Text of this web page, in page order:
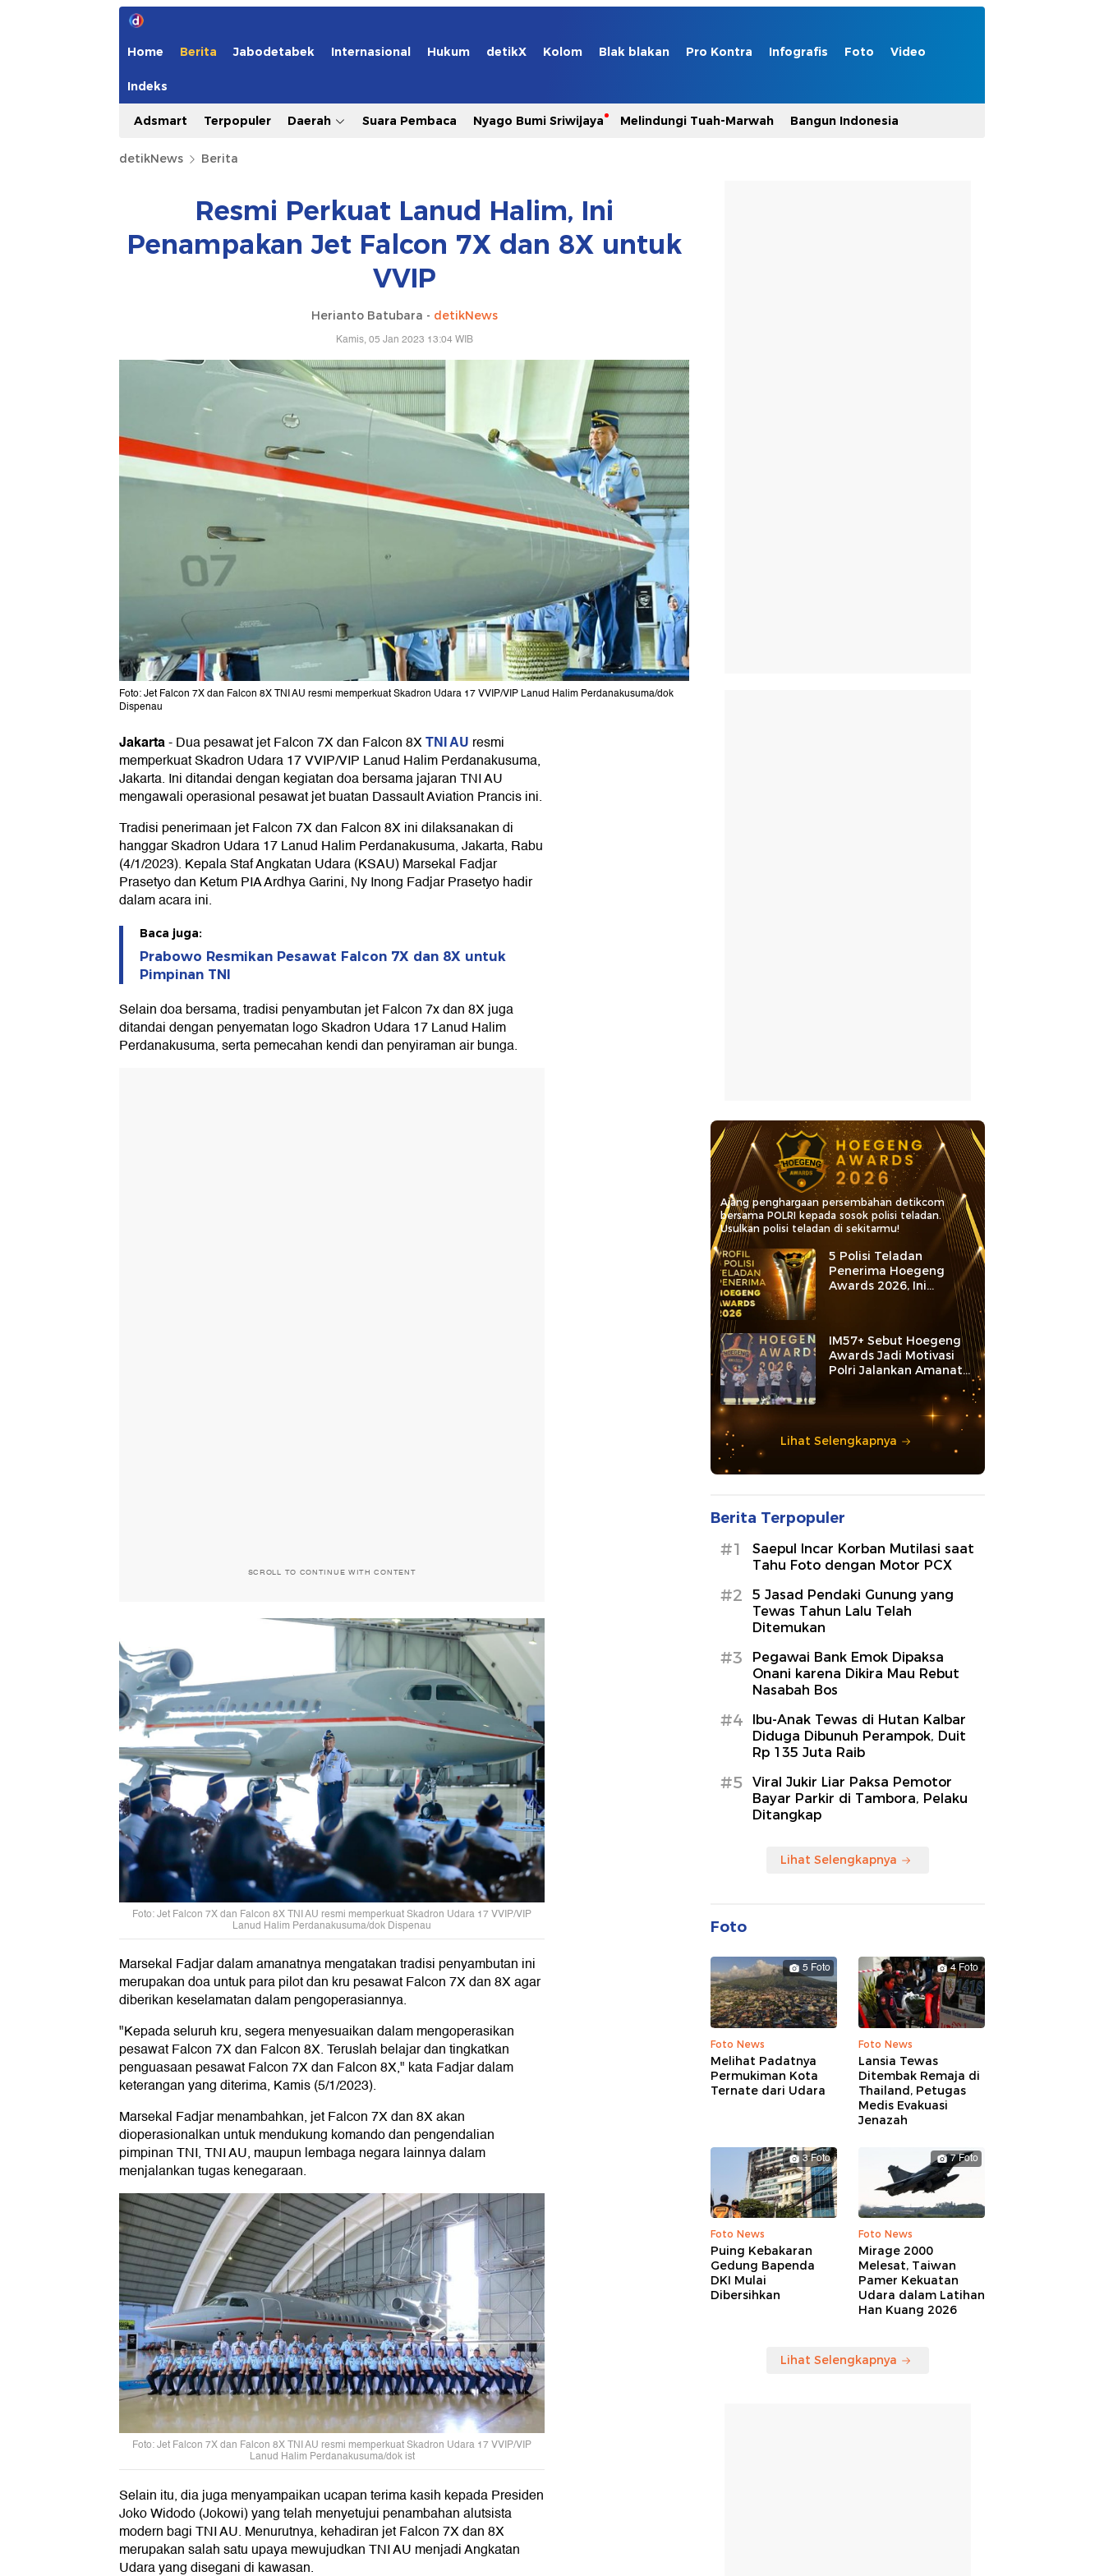
Home Berita Jabodetabek Internasional Hukum detikX Kolom Blak blakan Pro Kontra Infografis Foto Video
Indeks
Adsmart Terpopuler Daerah Suara Pembaca Nyago Bumi Sriwijaya Melindungi Tuah-Marwah Bangun Indonesia
detikNews Berita
Resmi Perkuat Lanud Halim, Ini
Penampakan Jet Falcon 7X dan 8X untuk
VVIP
Herianto Batubara - detikNews
Kamis, 05 Jan 2023 13:04 WIB
Foto: Jet Falcon 7X dan Falcon 8X TNI AU resmi memperkuat Skadron Udara 17 VVIP/VIP Lanud Halim Perdanakusuma/dok
Dispenau
Jakarta-Dua pesawat jet Falcon 7X dan Falcon 8XTNI AU resmi
memperkuat Skadron Udara 17 VVIP/VIP Lanud Halim Perdanakusuma,
Jakarta. Ini ditandai dengan kegiatan doa bersama jajaran TNI AU
mengawali operasional pesawat jet buatan Dassault Aviation Prancis ini.
Tradisi penerimaan jet Falcon 7X dan Falcon 8X ini dilaksanakan di
hanggar Skadron Udara 17 Lanud Halim Perdanakusuma, Jakarta, Rabu
(4/1/2023). Kepala Staf Angkatan Udara (KSAU) Marsekal Fadjar
Prasetyo dan Ketum PIA Ardhya Garini, Ny Inong Fadjar Prasetyo hadir
dalam acara ini.
Baca juga:
Prabowo Resmikan Pesawat Falcon 7X dan 8X untuk
Pimpinan TNI
Selain doa bersama, tradisi penyambutan jet Falcon 7x dan 8X juga
ditandai dengan penyematan logo Skadron Udara 17 Lanud Halim
Perdanakusuma, serta pemecahan kendi dan penyiraman air bunga.
SCROLL TO CONTINUE WITH CONTENT
Foto: Jet Falcon 7X dan Falcon 8X TNI AU resmi memperkuat Skadron Udara 17 VVIP/VIP
Lanud Halim Perdanakusuma/dok Dispenau
Marsekal Fadjar dalam amanatnya mengatakan tradisi penyambutan ini
merupakan doa untuk para pilot dan kru pesawat Falcon 7X dan 8X agar
diberikan keselamatan dalam pengoperasiannya.
"Kepada seluruh kru, segera menyesuaikan dalam mengoperasikan
pesawat Falcon 7X dan Falcon 8X. Teruslah belajar dan tingkatkan
penguasaan pesawat Falcon 7X dan Falcon 8X," kata Fadjar dalam
keterangan yang diterima, Kamis (5/1/2023).
Marsekal Fadjar menambahkan, jet Falcon 7X dan 8X akan
dioperasionalkan untuk mendukung komando dan pengendalian
pimpinan TNI, TNI AU, maupun lembaga negara lainnya dalam
menjalankan tugas kenegaraan.
Foto: Jet Falcon 7X dan Falcon 8X TNI AU resmi memperkuat Skadron Udara 17 VVIP/VIP
Lanud Halim Perdanakusuma/dok ist
Selain itu, dia juga menyampaikan ucapan terima kasih kepada Presiden
Joko Widodo (Jokowi) yang telah menyetujui penambahan alutsista
modern bagi TNI AU. Menurutnya, kehadiran jet Falcon 7X dan 8X
merupakan salah satu upaya mewujudkan TNI AU menjadi Angkatan
Udara yang disegani di kawasan.
Ajang penghargaan persembahan detikcom
bersama POLRI kepada sosok polisi teladan.
Usulkan polisi teladan di sekitarmu!
5 Polisi Teladan
Penerima Hoegeng
Awards 2026, Ini
Kategori dan Kiprahnya
IM57+ Sebut Hoegeng
Awards Jadi Motivasi
Polri Jalankan Amanat
Lihat Selengkapnya
Berita Terpopuler
#1
Saepul Incar Korban Mutilasi saat
Tahu Foto dengan Motor PCX
#2
5 Jasad Pendaki Gunung yang
Tewas Tahun Lalu Telah
Ditemukan
#3
Pegawai Bank Emok Dipaksa
Onani karena Dikira Mau Rebut
Nasabah Bos
#4
Ibu-Anak Tewas di Hutan Kalbar
Diduga Dibunuh Perampok, Duit
Rp 135 Juta Raib
#5
Viral Jukir Liar Paksa Pemotor
Bayar Parkir di Tambora, Pelaku
Ditangkap
Lihat Selengkapnya
Foto
5 Foto
Foto News
Melihat Padatnya
Permukiman Kota
Ternate dari Udara
4 Foto
Foto News
Lansia Tewas
Ditembak Remaja di
Thailand, Petugas
Medis Evakuasi
Jenazah
3 Foto
Foto News
Puing Kebakaran
Gedung Bapenda
DKI Mulai
Dibersihkan
7 Foto
Foto News
Mirage 2000
Melesat, Taiwan
Pamer Kekuatan
Udara dalam Latihan
Han Kuang 2026
Lihat Selengkapnya